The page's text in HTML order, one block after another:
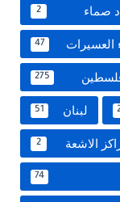
صماء 2
47
275
لبنان 51
الاشعة 2
74